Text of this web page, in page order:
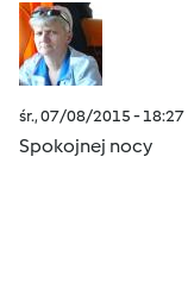
śr., 07/08/2015 - 18:27
Spokojnej nocy